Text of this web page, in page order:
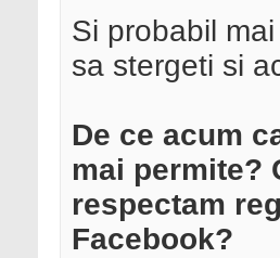
Si probabil
sa stergeti si
De ce acum
mai permite?
respectam
Facebook?